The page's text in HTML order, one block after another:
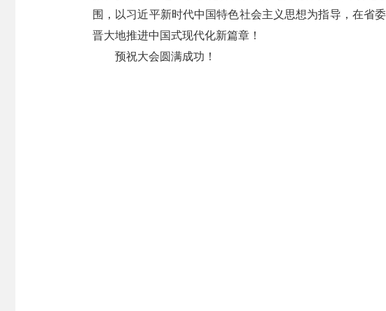
围，以习近平新时代中国特色社会主义思想为指导，在省
晋大地推进中国式现代化新篇章！
预祝大会圆满成功！